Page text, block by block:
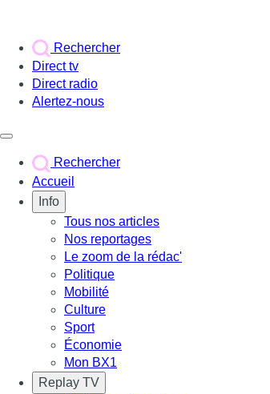
Rechercher
Direct tv
Direct radio
Alertez-nous
Rechercher
Accueil
Info
Tous nos articles
Nos reportages
Le zoom de la rédac'
Politique
Mobilité
Culture
Sport
Économie
Mon BX1
Replay TV